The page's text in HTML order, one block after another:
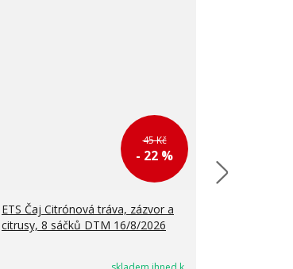
45 Kč
- 22 %
ETS Čaj Citrónová tráva, zázvor a
citrusy, 8 sáčků DTM 16/8/2026